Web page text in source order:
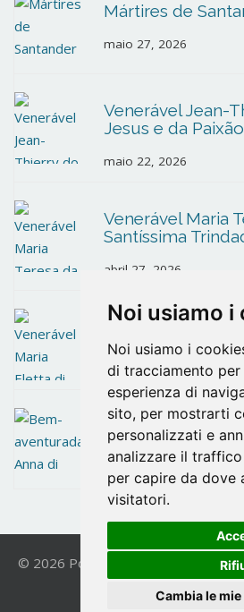
Noi usiamo i
Noi usiamo i
di tracciamento
esperienza di
sito, per mostrarti
personalizzati e
analizzare il
per capire da dove
visitatori.
Cambia le
Mártires de
maio 27, 2026
Venerável Jean-
Jesus e da
maio 22, 2026
Venerável Maria
Santíssima
abril 27, 2026
Venerável Maria
abril 27, 2026
Bem-aventurada
abril 14, 2026
© 2026 Postulazione OCD. All